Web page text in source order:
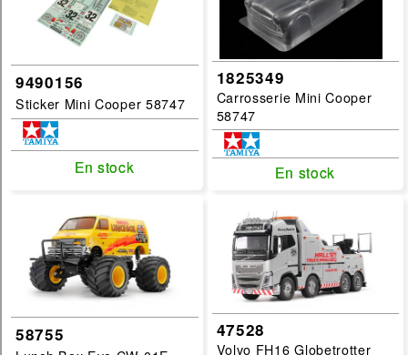
9490156
Sticker Mini Cooper 58747
En stock
En stock
1825349
Carrosserie Mini Cooper
58747
En stock
En stock
58755 47528
Volvo FH16 Globetrotter